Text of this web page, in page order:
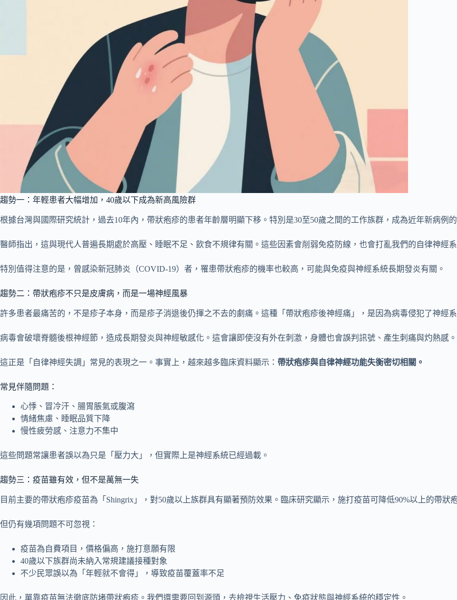
趨勢一：年輕患者大幅增加，40歲以下成為新高風險群
根據台灣與國際研究統計，過去10年內，帶狀疱疹的患者年齡層明顯下移。特別是30至50歲之間的工作族群，成為近年新病例
醫師指出，這與現代人普遍長期處於高壓、睡眠不足、飲食不規律有關。這些因素會削弱免疫防線，也會打亂我們的自律神經系
特別值得注意的是，曾感染新冠肺炎（COVID-19）者，罹患帶狀疱疹的機率也較高，可能與免疫與神經系統長期發炎有關。
趨勢二：帶狀疱疹不只是皮膚病，而是一場神經風暴
許多患者最痛苦的，不是疹子本身，而是疹子消退後仍揮之不去的劇痛。這種「帶狀疱疹後神經痛」，是因為病毒侵犯了神經
病毒會破壞脊髓後根神經節，造成長期發炎與神經敏感化。這會讓即使沒有外在刺激，身體也會誤判訊號、產生刺痛與灼熱感。
這正是「自律神經失調」常見的表現之一。事實上，越來越多臨床資料顯示： 帶狀疱疹與自律神經功能失衡密切相關。
常見伴隨問題：
心悸、冒冷汗、腸胃脹氣或腹瀉
情緒焦慮、睡眠品質下降
慢性疲勞感、注意力不集中
這些問題常讓患者誤以為只是「壓力大」，但實際上是神經系統已經過載。
趨勢三：疫苗雖有效，但不是萬無一失
目前主要的帶狀疱疹疫苗為「Shingrix」，對50歲以上族群具有顯著預防效果。臨床研究顯示，施打疫苗可降低90%以上的帶狀
但仍有幾項問題不可忽視：
疫苗為自費項目，價格偏高，施打意願有限
40歲以下族群尚未納入常規建議接種對象
不少民眾誤以為「年輕就不會得」，導致疫苗覆蓋率不足
因此，單靠疫苗無法徹底防堵帶狀疱疹。我們還需要回到源頭，去檢視生活壓力、免疫狀態與神經系統的穩定性。